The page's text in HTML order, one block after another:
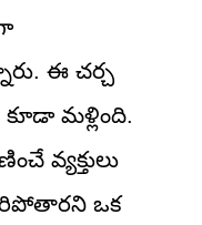
ఈ చర్చ
మళ్లింది.
వ్యక్తులు
ఒక